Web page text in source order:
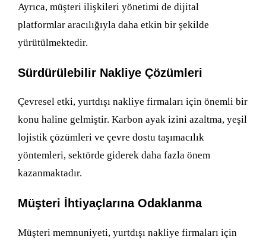
Ayrıca, müşteri ilişkileri yönetimi de dijital
platformlar aracılığıyla daha etkin bir şekilde
yürütülmektedir.
Sürdürülebilir Nakliye Çözümleri
Çevresel etki, yurtdışı nakliye firmaları için önemli bir
konu haline gelmiştir. Karbon ayak izini azaltma, yeşil
lojistik çözümleri ve çevre dostu taşımacılık
yöntemleri, sektörde giderek daha fazla önem
kazanmaktadır.
Müşteri İhtiyaçlarına Odaklanma
Müşteri memnuniyeti, yurtdışı nakliye firmaları için